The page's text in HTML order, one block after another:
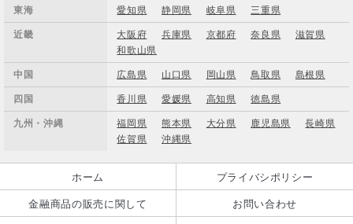
東海 愛知県 静岡県 岐阜県 三重県
近畿 大阪府 兵庫県 京都府 奈良県
滋賀県
和歌山県
中国 広島県 山口県 岡山県 鳥取県 島根県
四国 香川県 愛媛県 高知県 徳島県
九州・沖縄 福岡県 熊本県 大分県 鹿児島県
長崎県
佐賀県
沖縄県
ホーム プライバシポリシー
金融商品の販売に関して お問い合わせ